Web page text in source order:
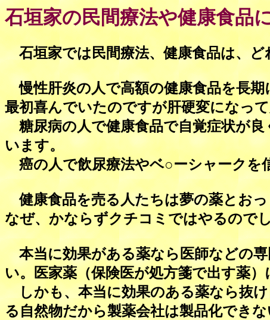
石垣家の民間療法や健康食品
石垣家では民間療法、健康食品は、ど
慢性肝炎の人で高額の健康食品を長
最初喜んでいたのですが肝硬変になっ
糖尿病の人で健康食品で自覚症状が良
います。
癌の人で飲尿療法やベ○ーシャークを
健康食品を売る人たちは夢の薬とお
なぜ、かならずクチコミではやるので
本当に効果がある薬なら医師などの
い。医家薬（保険医が処方箋で出す薬
しかも、本当に効果のある薬なら抜
る自然物だから製薬会社は製品化でき